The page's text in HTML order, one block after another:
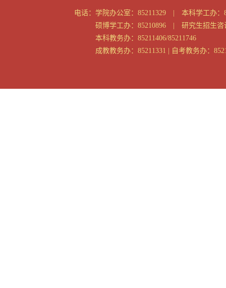
电话： 学院办公室：85211329 | 本科学工办：
硕博学工办：85210896 | 研究生招生咨
本科教务办：85211406/85211746
成教教务办：85211331 | 自考教务办：